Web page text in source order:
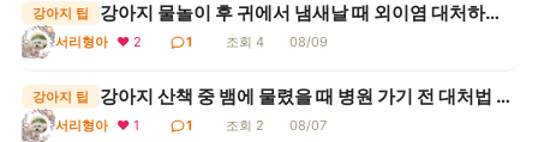
강아지 팁 강아지 물놀이 후 귀에서 냄새날 때 외이염 대처하는 요령
서리형아 ❤ 2 1 조회 4 08/09
강아지 팁 강아지 산책 중 뱀에 물렸을 때 병원 가기 전 대처법 (독사 구분, 절대 금지 행동, 항독소)
서리형아 ❤ 1 1 조회 2 08/07